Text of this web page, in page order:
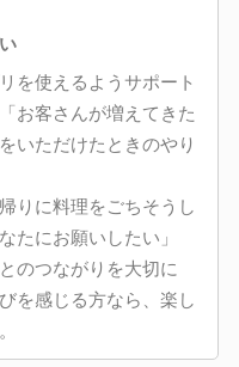
を使えるようサポート
お客さんが増えてきた
いただけたときのやり
りに料理をごちそうし
たにお願いしたい」
のつながりを大切に
を感じる方なら、楽し